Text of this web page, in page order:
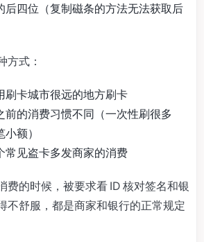
后四位（复制磁条的方法无法获取后
方式：
刷卡城市很远的地方刷卡
前的消费习惯不同（一次性刷很多
额）
常见盗卡多发商家的消费
费的时候，被要求看 ID 核对签名和银
不舒服，都是商家和银行的正常规定